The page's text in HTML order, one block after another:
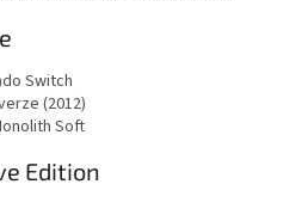
Switch
(2012)
Soft
Edition